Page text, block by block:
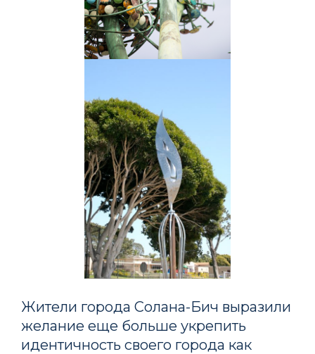
Жители города Солана-Бич выразили
желание еще больше укрепить
идентичность своего города как